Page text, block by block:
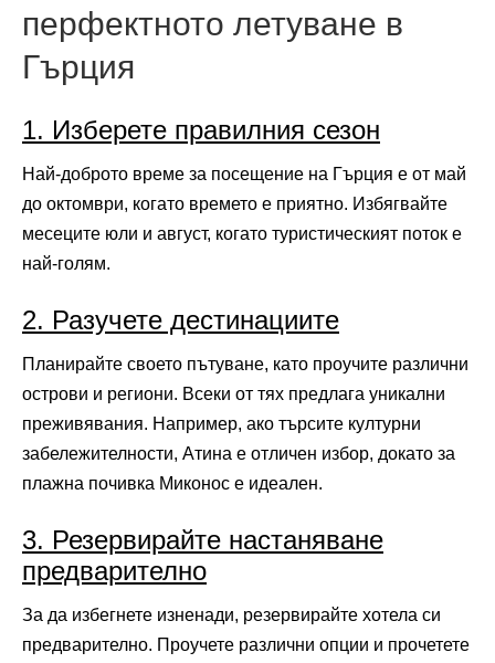
перфектното летуване в
Гърция
1. Изберете правилния сезон
Най-доброто време за посещение на Гърция е от май
до октомври, когато времето е приятно. Избягвайте
месеците юли и август, когато туристическият поток е
най-голям.
2. Разучете дестинациите
Планирайте своето пътуване, като проучите различни
острови и региони. Всеки от тях предлага уникални
преживявания. Например, ако търсите културни
забележителности, Атина е отличен избор, докато за
плажна почивка Миконос е идеален.
3. Резервирайте настаняване
предварително
За да избегнете изненади, резервирайте хотела си
предварително. Проучете различни опции и прочетете